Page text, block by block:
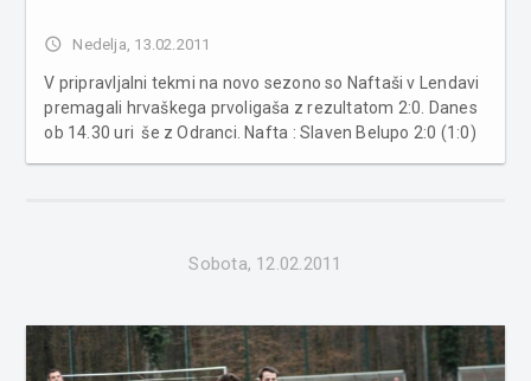
access_time Nedelja, 13.02.2011
V pripravljalni tekmi na novo sezono so Naftaši v Lendavi
premagali hrvaškega prvoligaša z rezultatom 2:0. Danes
ob 14.30 uri še z Odranci. Nafta : Slaven Belupo 2:0 (1:0)
Sobota, 12.02.2011